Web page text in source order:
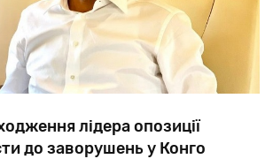
лідера опозиції
до заворушень у Конго